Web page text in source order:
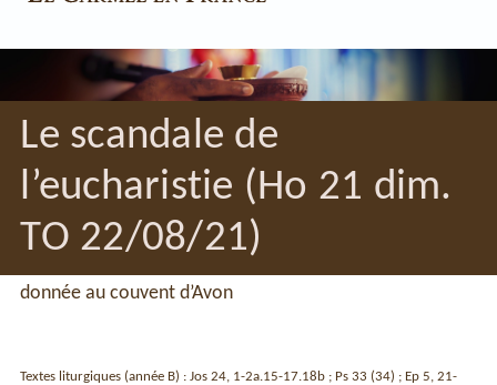
Le scandale de
l’eucharistie (Ho 21 dim.
TO 22/08/21)
donnée au couvent d’Avon
Textes liturgiques (année B) : Jos 24, 1-2a.15-17.18b ; Ps 33 (34) ; Ep 5, 21-